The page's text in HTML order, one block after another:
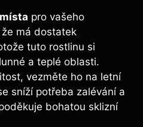
pro vašeho
má dostatek
tuto rostlinu si
a teplé oblasti.
vezměte ho na letní
sníží potřeba zalévání a
bohatou sklizní